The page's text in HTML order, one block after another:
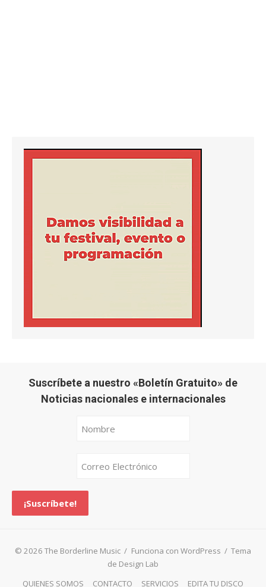
Suscríbete a nuestro «Boletín Gratuito» de
Noticias nacionales e internacionales
© 2026 The Borderline Music / Funciona con WordPress / Tema
de Design Lab
QUIENES SOMOS
CONTACTO SERVICIOS EDITA TU DISCO